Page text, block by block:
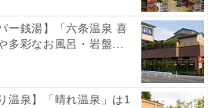
ー銭湯】「六条温泉 喜
多彩なお風呂・岩盤...
温泉】「晴れ温泉」は1